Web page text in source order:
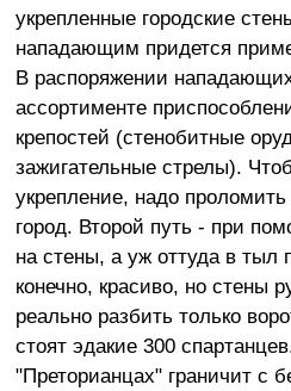
укрепленные городские
нападающим придется
В распоряжении
ассортименте
крепостей (стенобитные
зажигательные стрелы).
укрепление, надо
город. Второй путь - при
на стены, а уж оттуда в тыл
конечно, красиво, но стены
реально разбить только
стоят эдакие 300
"Преторианцах" граничит с